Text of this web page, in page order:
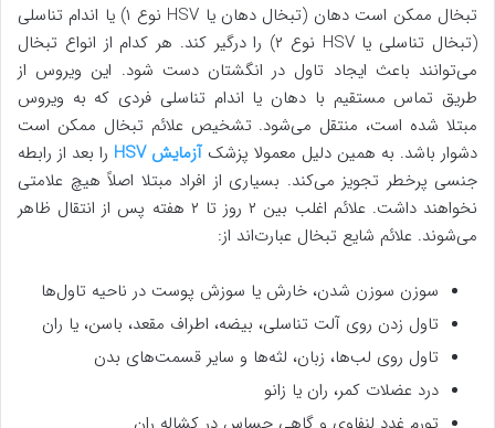
تبخال ممکن است دهان (تبخال دهان یا HSV نوع ۱) یا اندام تناسلی
(تبخال تناسلی یا HSV نوع ۲) را درگیر کند. هر کدام از انواع تبخال
می‌توانند باعث ایجاد تاول در انگشتان دست شود. این ویروس از
طریق تماس مستقیم با دهان یا اندام تناسلی فردی که به ویروس
مبتلا شده است، منتقل می‌شود. تشخیص علائم تبخال ممکن است
دشوار باشد. به همین دلیل معمولا پزشکآزمایش HSV
را بعد از رابطه
جنسی پرخطر تجویز می‌کند. بسیاری از افراد مبتلا اصلاً هیچ علامتی
نخواهند داشت. علائم اغلب بین ۲ روز تا ۲ هفته پس از انتقال ظاهر
می‌شوند. علائم شایع تبخال عبارت‌اند از:
سوزن سوزن شدن، خارش یا سوزش پوست در ناحیه تاول‌ها
تاول زدن روی آلت تناسلی، بیضه، اطراف مقعد، باسن، یا ران
تاول روی لب‌ها، زبان، لثه‌ها و سایر قسمت‌های بدن
درد عضلات کمر، ران یا زانو